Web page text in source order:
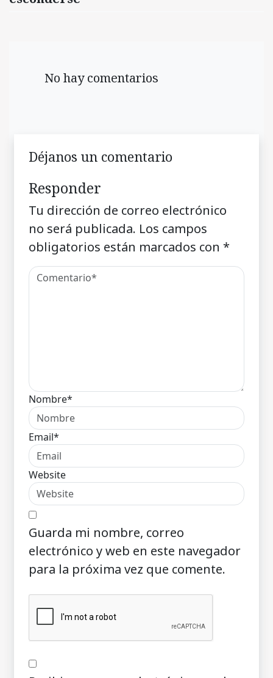
No hay comentarios
Déjanos un comentario
Responder
Tu dirección de correo electrónico
no será publicada. Los campos
obligatorios están marcados con *
Nombre*
Email*
Website
Guarda mi nombre, correo
electrónico y web en este navegador
para la próxima vez que comente.